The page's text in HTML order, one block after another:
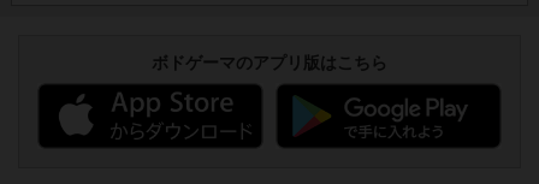
ボドゲーマのアプリ版はこちら